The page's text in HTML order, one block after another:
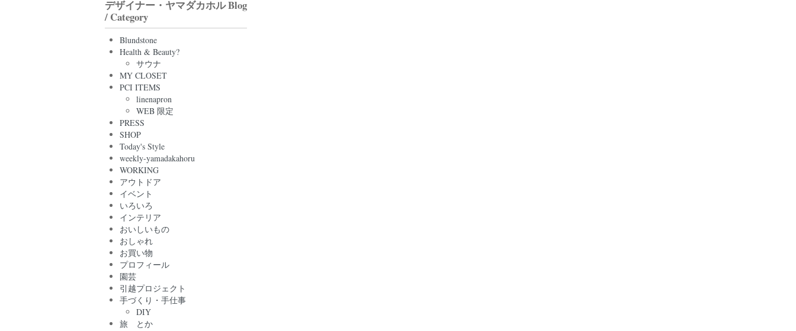
デザイナー・ヤマダカホル Blog
/ Category
Blundstone
Health & Beauty?
サウナ
MY CLOSET
PCI ITEMS
linenapron
WEB 限定
PRESS
SHOP
Today's Style
weekly-yamadakahoru
WORKING
アウトドア
イベント
いろいろ
インテリア
おいしいもの
おしゃれ
お買い物
プロフィール
園芸
引越プロジェクト
手づくり・手仕事
DIY
旅 とか